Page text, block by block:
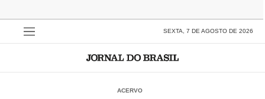
SEXTA, 7 DE AGOSTO DE 2026
ACERVO